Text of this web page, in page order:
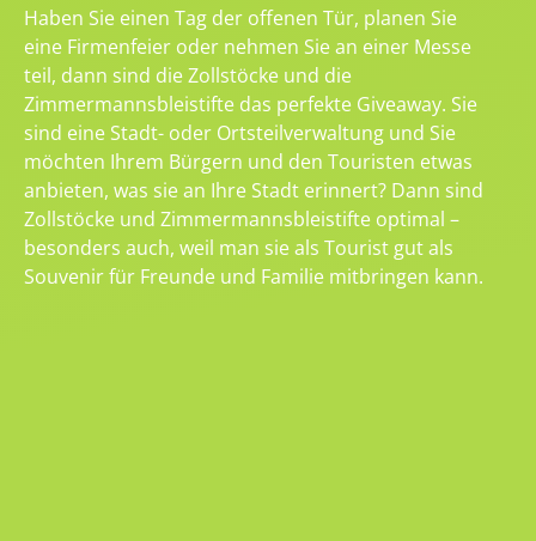
Haben Sie einen Tag der offenen Tür, planen Sie
eine Firmenfeier oder nehmen Sie an einer Messe
teil, dann sind die Zollstöcke und die
Zimmermannsbleistifte das perfekte Giveaway. Sie
sind eine Stadt- oder Ortsteilverwaltung und Sie
möchten Ihrem Bürgern und den Touristen etwas
anbieten, was sie an Ihre Stadt erinnert? Dann sind
Zollstöcke und Zimmermannsbleistifte optimal –
besonders auch, weil man sie als Tourist gut als
Souvenir für Freunde und Familie mitbringen kann.